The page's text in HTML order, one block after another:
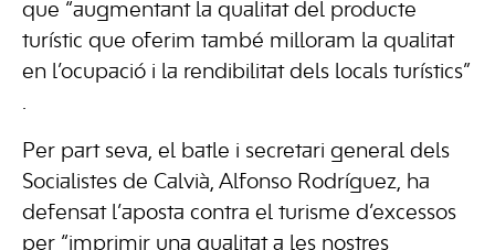
que “augmentant la qualitat del producte
turístic que oferim també milloram la qualitat
en l’ocupació i la rendibilitat dels locals turístics”
.
Per part seva, el batle i secretari general dels
Socialistes de Calvià, Alfonso Rodríguez, ha
defensat l’aposta contra el turisme d’excessos
per “imprimir una qualitat a les nostres